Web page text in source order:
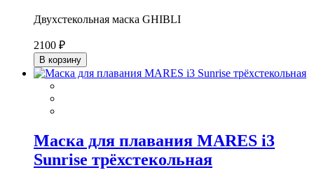
Двухстекольная маска GHIBLI
2100 ₽
В корзину
Маска для плавания MARES i3
Sunrise трёхстекольная